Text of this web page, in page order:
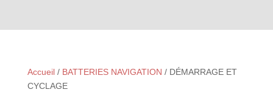
Accueil/ BATTERIES NAVIGATION / DÉMARRAGE ET
CYCLAGE